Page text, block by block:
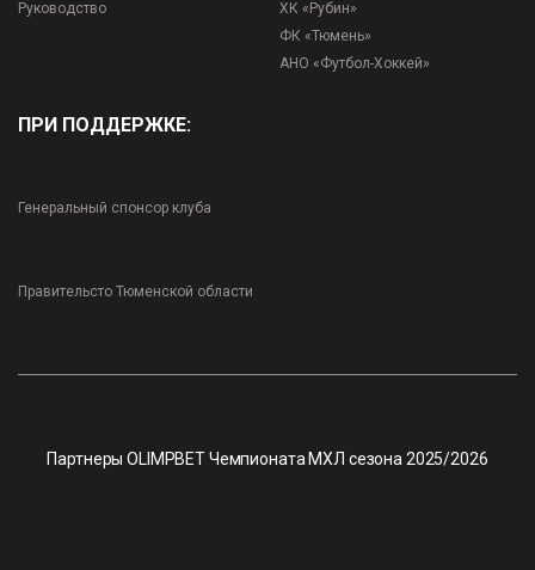
Руководство
ХК «Рубин»
ФК «Тюмень»
АНО «Футбол-Хоккей»
ПРИ ПОДДЕРЖКЕ:
Генеральный спонсор клуба
Правительсто Тюменской области
Партнеры OLIMPBET Чемпионата МХЛ сезона 2025/2026